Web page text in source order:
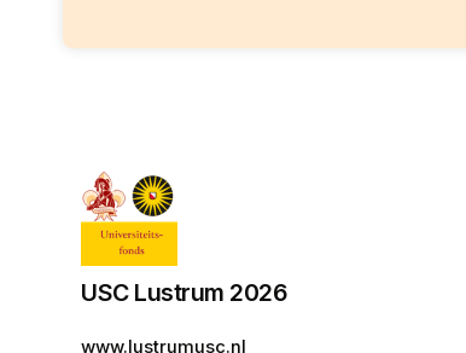
USC Lustrum 2026
www.lustrumusc.nl